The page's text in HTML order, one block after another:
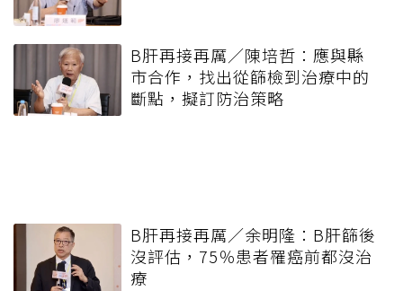
B肝再接再厲／陳培哲：應與縣
市合作，找出從篩檢到治療中的
斷點，擬訂防治策略
B肝再接再厲／余明隆：B肝篩後
沒評估，75％患者罹癌前都沒治
療